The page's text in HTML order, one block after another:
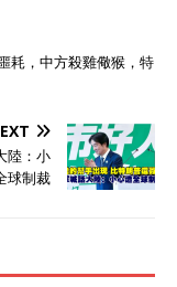
耗，中方殺雞儆猴，特
陸：小
球制裁